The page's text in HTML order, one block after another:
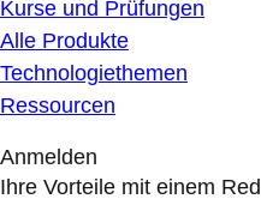
Kurse und Prüfungen
Alle Produkte
Technologiethemen
Ressourcen
Anmelden
Ihre Vorteile mit einem